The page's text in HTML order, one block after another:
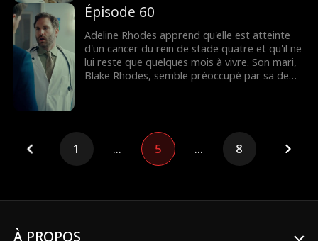
croqueuse de diamants calculatrice, et elle
pense qu'il ne l'a jamais aimée. Tout change
lorsque Blake apprend qu'Adeline est
mourante, mais il est peut-être trop tard
pour lui dire que c'est elle qu'il a aimée
pendant tout ce temps.
Épisode 60
Adeline Rhodes apprend qu'elle est atteinte
d'un cancer du rein de stade quatre et qu'il ne
lui reste que quelques mois à vivre. Son mari,
Blake Rhodes, semble préoccupé par sa demi-
pense qu'il ne l'a jamais aimée. Tout change
lorsque Blake apprend qu'Adeline est
mourante, mais il est peut-être trop tard
pour lui dire que c'est elle qu'il a aimée
1 ... 5 ... 8
À PROPOS